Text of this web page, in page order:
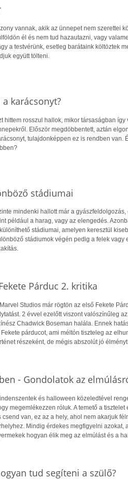
vannak, akik az ünnepet nem szerettei
él és nem tud hazautazni, vagy
a testvérünk, esetleg barátaink költöztek
együtt tölteni.
karácsonyt?
hittem rosszul hallok, mikor társaságban
Először megdöbbentett, aztán
tulajdonképpen ez is rendben van.
stádiumai
mindenki hallott már a
például a harag, vagy az elengedés.
stádiumai, amelyen keresztül
stádiumok végén pedig a felek
Párduc 2. kritika
Studios már rögtön az első Fekete
2 évvel ezelőtt viszont valószínűleg
Chadwick Boseman halála. Ennek
párducot, ami méltón tiszteleg az
részeként, de mégis abszolút jó
- Gondolatok az
és halloween közeledtével
megemlékezzen róluk. A temető a
csend van, ez az a hely, ahol nem akarjuk
Mindig érdekes megfigyelni azokat,
hogyan élik meg az elmúlást és a
tud segíteni a szülő?